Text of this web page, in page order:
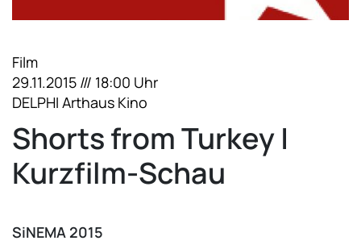
Film
29.11.2015 /// 18:00 Uhr
DELPHI Arthaus Kino
Shorts from Turkey |
Kurzfilm-Schau
SiNEMA 2015